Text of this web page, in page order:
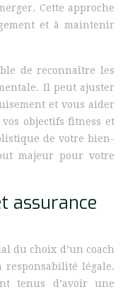
Cette approche
et à maintenir
de reconnaître les
Il peut ajuster
et vous aider
objectifs fitness et
de votre bien-
majeur pour votre
assurance
du choix d’un coach
légale.
tenus d’avoir une